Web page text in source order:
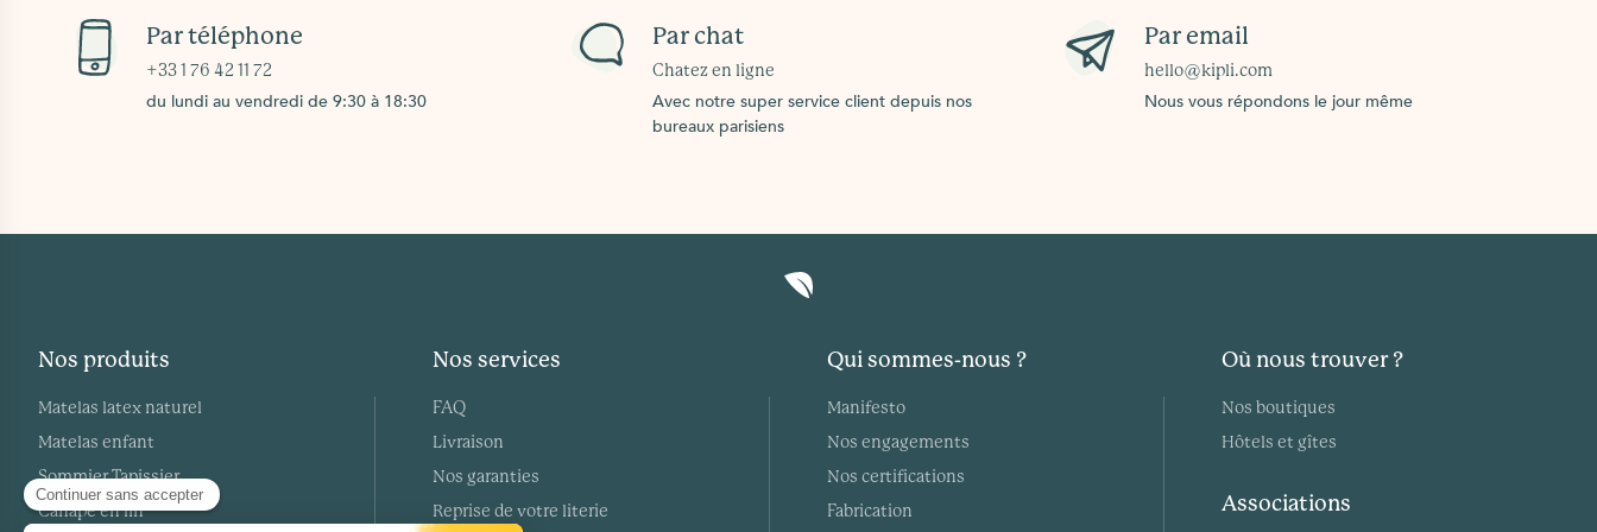
Par téléphone
+33 1 76 42 11 72
du lundi au vendredi de 9:30 à 18:30
Par chat
Chatez en ligne
Avec notre super service client depuis nos
bureaux parisiens
Par email
hello@kipli.com
Nous vous répondons le jour même
Nos produits
Matelas latex naturel
Matelas enfant
Sommier Tapissier
Canapé en lin
Nos services
FAQ
Livraison
Nos garanties
Reprise de votre literie
Qui sommes-nous ?
Manifesto
Nos engagements
Nos certifications
Fabrication
Où nous trouver ?
Nos boutiques
Hôtels et gîtes
Associations